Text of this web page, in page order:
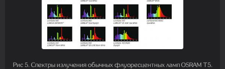
Рис 5. Спектры излучения обычных флуоресцентных ламп OSRAM T5.